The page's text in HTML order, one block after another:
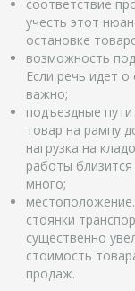
соответствие
учесть этот
остановке
возможность
Если речь идет
важно;
подъездные
товар на рампу
нагрузка на
работы
много;
стоянки
существенно
стоимость
продаж.